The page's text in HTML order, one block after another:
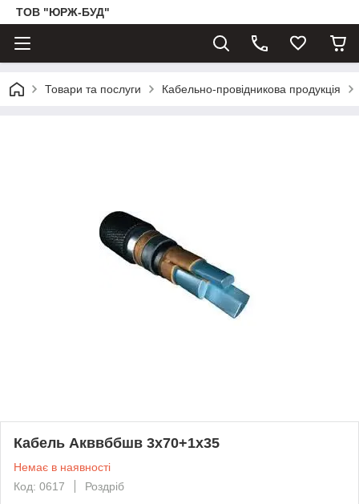
ТОВ "ЮРЖ-БУД"
Товари та послуги Кабельно-провідникова продукція
Кабель Акввббшв 3х70+1х35
Немає в наявності
Код: 0617
Роздріб